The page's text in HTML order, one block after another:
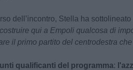
dell’incontro, Stella ha
qui a Empoli qualcosa di
il primo partito del centrodestra
qualificanti del programma: